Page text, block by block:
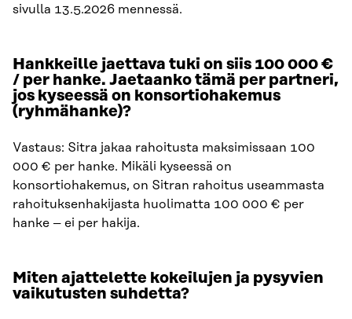
sivulla 13.5.2026 mennessä.
Hankkeille jaettava tuki on siis 100 000 €
/ per hanke. Jaetaanko tämä per partneri,
jos kyseessä on konsortiohakemus
(ryhmähanke)?
Vastaus: Sitra jakaa rahoitusta maksimissaan 100
000 € per hanke. Mikäli kyseessä on
konsortiohakemus, on Sitran rahoitus useammasta
rahoituksenhakijasta huolimatta 100 000 € per
hanke – ei per hakija.
Miten ajattelette kokeilujen ja pysyvien
vaikutusten suhdetta?